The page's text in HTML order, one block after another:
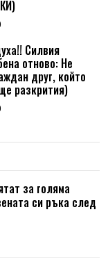
Силвия
отново: Не
друг, който
разкрития)
за голяма
си ръка след